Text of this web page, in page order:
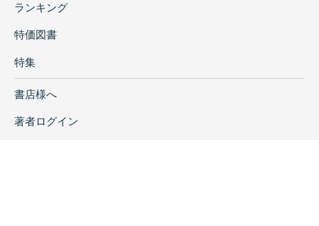
ランキング
特価図書
特集
書店様へ
著者ログイン